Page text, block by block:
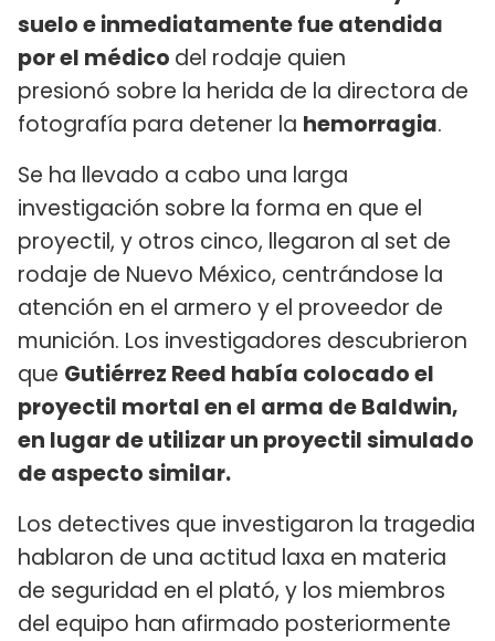
suelo e inmediatamente fue atendida
por el médico del rodaje quien
presionó sobre la herida de la directora de
fotografía para detener la hemorragia.
Se ha llevado a cabo una larga
investigación sobre la forma en que el
proyectil, y otros cinco, llegaron al set de
rodaje de Nuevo México, centrándose la
atención en el armero y el proveedor de
munición. Los investigadores descubrieron
que Gutiérrez Reed había colocado el
proyectil mortal en el arma de Baldwin,
en lugar de utilizar un proyectil simulado
de aspecto similar.
Los detectives que investigaron la tragedia
hablaron de una actitud laxa en materia
de seguridad en el plató, y los miembros
del equipo han afirmado posteriormente